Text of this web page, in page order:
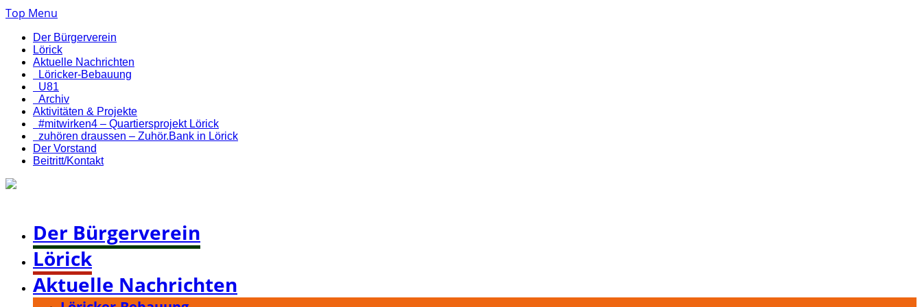
Top Menu
Der Bürgerverein
Lörick
Aktuelle Nachrichten
Löricker-Bebauung
U81
Archiv
Aktivitäten & Projekte
#mitwirken4 – Quartiersprojekt Lörick
zuhören draussen – Zuhör.Bank in Lörick
Der Vorstand
Beitritt/Kontakt
Der Bürgerverein
Lörick
Aktuelle Nachrichten